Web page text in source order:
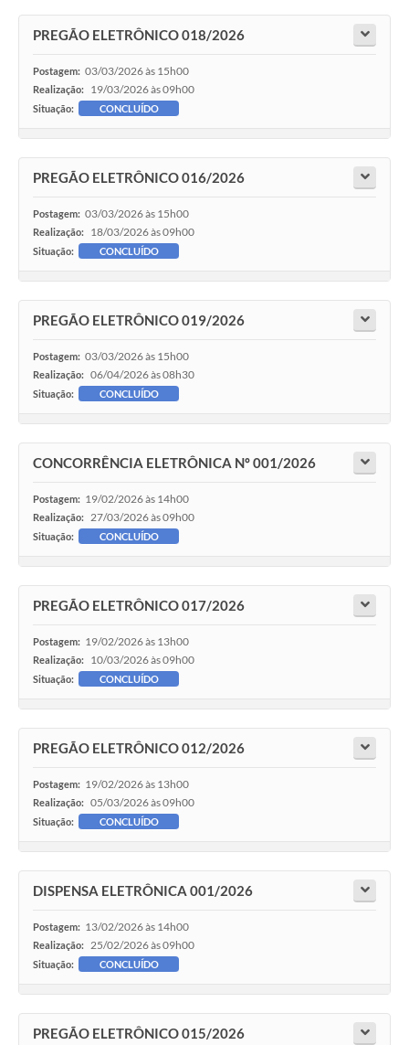
PREGÃO ELETRÔNICO 018/2026
Postagem: 03/03/2026 às 15h00
Realização: 19/03/2026 às 09h00
Situação: CONCLUÍDO
PREGÃO ELETRÔNICO 016/2026
Postagem: 03/03/2026 às 15h00
Realização: 18/03/2026 às 09h00
Situação: CONCLUÍDO
PREGÃO ELETRÔNICO 019/2026
Postagem: 03/03/2026 às 15h00
Realização: 06/04/2026 às 08h30
Situação: CONCLUÍDO
CONCORRÊNCIA ELETRÔNICA Nº 001/2026
Postagem: 19/02/2026 às 14h00
Realização: 27/03/2026 às 09h00
Situação: CONCLUÍDO
PREGÃO ELETRÔNICO 017/2026
Postagem: 19/02/2026 às 13h00
Realização: 10/03/2026 às 09h00
Situação: CONCLUÍDO
PREGÃO ELETRÔNICO 012/2026
Postagem: 19/02/2026 às 13h00
Realização: 05/03/2026 às 09h00
Situação: CONCLUÍDO
DISPENSA ELETRÔNICA 001/2026
Postagem: 13/02/2026 às 14h00
Realização: 25/02/2026 às 09h00
Situação: CONCLUÍDO
PREGÃO ELETRÔNICO 015/2026